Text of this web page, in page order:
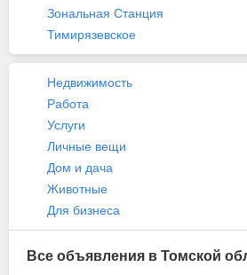
Зональная Станция
Тимирязевское
Недвижимость
Работа
Услуги
Личные вещи
Дом и дача
Животные
Для бизнеса
Все объявления в Томской